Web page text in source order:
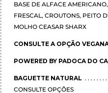
BASE DE ALFACE
FRESCAL, CROUTONS, PEITO
MOLHO CEASAR SHARX
CONSULTE A OPÇÃO
POWERED BY PADOCA DO
BAGUETTE NATURAL . . . . . . .
CONSULTE OPÇÕES